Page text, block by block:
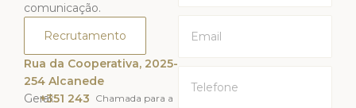
comunicação.
Recrutamento
Rua da Cooperativa, 2025-
254 Alcanede
Geral:+351 243 Chamada para a